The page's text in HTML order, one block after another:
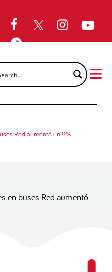
Red aumentó un 9%
en buses Red aumentó